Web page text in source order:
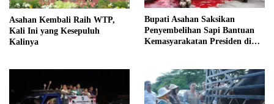
Asahan Kembali Raih WTP,
Kali Ini yang Kesepuluh
Kalinya
Bupati Asahan Saksikan
Penyembelihan Sapi Bantuan
Kemasyarakatan Presiden di